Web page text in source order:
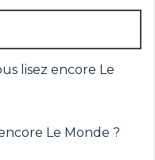
lisez encore Le
Le Monde ?